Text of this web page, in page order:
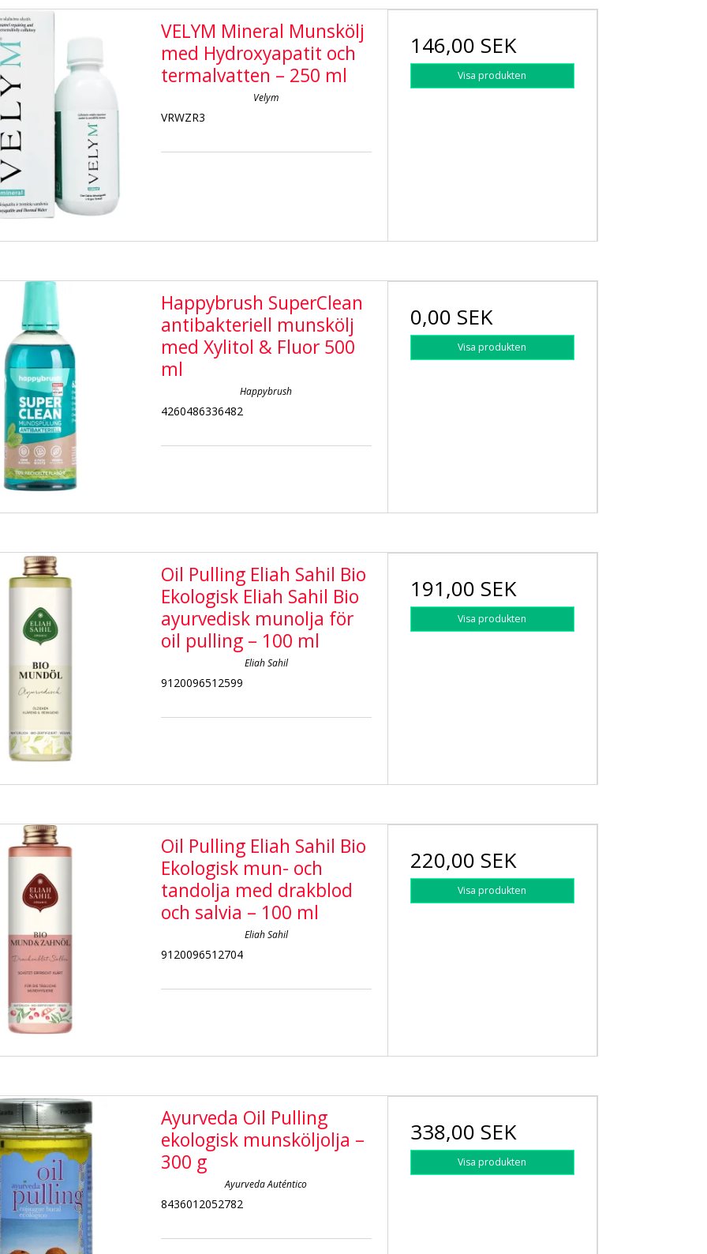
VELYM Mineral Munskölj
med Hydroxyapatit och
termalvatten – 250 ml
Velym
VRWZR3
146,00 SEK
Visa produkten
Happybrush SuperClean
antibakteriell munskölj
med Xylitol & Fluor 500
ml
Happybrush
4260486336482
0,00 SEK
Visa produkten
Oil Pulling Eliah Sahil Bio
Ekologisk Eliah Sahil Bio
ayurvedisk munolja för
oil pulling – 100 ml
Eliah Sahil
9120096512599
191,00 SEK
Visa produkten
Oil Pulling Eliah Sahil Bio
Ekologisk mun- och
tandolja med drakblod
och salvia – 100 ml
Eliah Sahil
9120096512704
220,00 SEK
Visa produkten
Ayurveda Oil Pulling
ekologisk munsköljolja –
300 g
Ayurveda Auténtico
8436012052782
338,00 SEK
Visa produkten